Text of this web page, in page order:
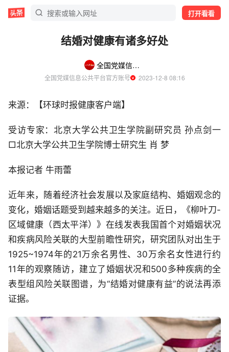
打开看看
结婚对健康有诸多好处
全国党媒信息公共平台
全国党媒信息公共平台官方账号
  2023-12-8 08:16
来源：【环球时报健康客户端】
受访专家：北京大学公共卫生学院副研究员 孙点剑一
□北京大学公共卫生学院博士研究生 肖 梦
本报记者 牛雨蕾
近年来，随着经济社会发展以及家庭结构、婚姻观念的
变化，婚姻话题受到越来越多的关注。近日，《柳叶刀-
区域健康（西太平洋）》在线发表我国首个对婚姻状况
和疾病风险关联的大型前瞻性研究，研究团队对出生于
1925~1974年的21万余名男性、30万余名女性进行约
11年的观察随访，建立了婚姻状况和500多种疾病的全
表型组风险关联图谱，为“结婚对健康有益”的说法再添
证据。